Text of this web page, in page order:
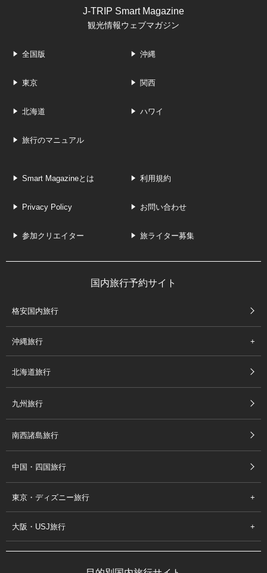
J-TRIP Smart Magazine
観光情報ウェブマガジン
全国版 沖縄
東京 関西
北海道 ハワイ
旅行のマニュアル
Smart Magazineとは 利用規約
Privacy Policy お問い合わせ
参加クリエイター 旅ライター募集
国内旅行予約サイト
格安国内旅行
沖縄旅行
北海道旅行
九州旅行
南西諸島旅行
中国・四国旅行
東京・ディズニー旅行
大阪・USJ旅行